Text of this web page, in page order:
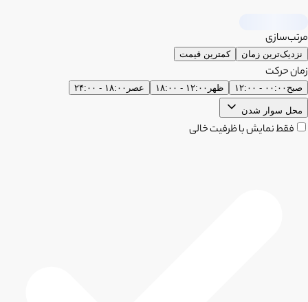
مرتب‌سازی
نزدیک‌ترین زمان کمترین قیمت
زمان حرکت
صبح ۰۰:۰۰ - ۱۲:۰۰ ظهر ۱۲:۰۰ - ۱۸:۰۰ عصر ۱۸:۰۰ - ۲۴:۰۰
محل سوار شدن
فقط نمایش با ظرفیت خالی